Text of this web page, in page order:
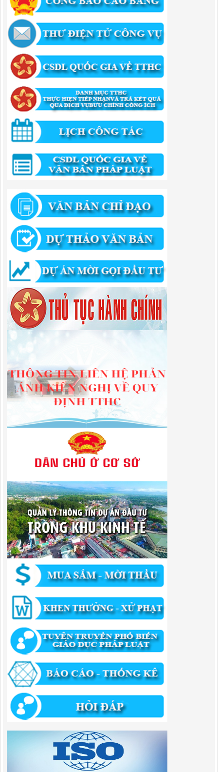
sung và phê duyệt quy trình nội bộ giải quyết TTHC trong lĩnh vực
hoạt động xây dựng theo quy định phân quyền,phân cấp,phân định
thẩm quyền thuộc phạm vi giải quyết của Ban QLKKT
Lượt xem:434 | lượt tải:524
346/QĐ-UBND
QUYẾT ĐỊNH Về việc phê duyệt quy trình nội bộ giải quyết thủ tục
hành chính trong lĩnh vực khu công nghiệp, khu kinh tế thuộc thẩm
quyền giải quyết của Ban Quản lý Khu kinh tế tỉnh Cao Bằng
Lượt xem:511 | lượt tải:318
55/QĐ-BQLKKT
QUYẾT ĐỊNH Công khai điều chỉnh, bổ sung Kế hoạch vốn đầu tư
công năm 2025
Lượt xem:817 | lượt tải:420
294/QĐ-UBND
QUYẾT ĐỊNH Về việc phê duyệt quy trình nội bộ giải quyết thủ tục
hành chính trong lĩnh vực đầu tư tại Việt Nam thuộc thẩm quyền giải
Lượt xem:670 | lượt tải:203
292/QĐ-UBND
Quyết định về việc công bố danh mục thủ tục hành chính mới ban
hành trong lĩnh vực khu công nghiệp, khu kinh tế thuộc thẩm quyền
giải quyết của Ban Quản lý Khu kinh tế tỉnh Cao Bằng
Lượt xem:509 | lượt tải:363
314/QĐ-BQLKKT
QUYẾT ĐỊNH Về việc công bố công khai thu hồi dự toán chi ngân
sách năm 2024
Lượt xem:486 | lượt tải:337
225/QĐ-BQLKKT
QUYẾT ĐỊNH Về việc công bố công khai giao dự toán chi ngân sách
năm 2024
Lượt xem:600 | lượt tải:650
Nghị Quyết Quy định mức thu, chế độ thu, nộp, quản lý và sử dụng
Phí sử dụng công trình kết cấu hạ tầng, công trình dịch vụ, tiện ích
công cộng trong khu vực cửa khẩu trên địa bàn tỉnh Cao Bằng
Lượt xem:309 | lượt tải:108
Quyết Định Công bố danh mục thủ tục hành chính sửa đổi, bổ sung,
bãi bỏ trong lĩnh vực đầu tư theo phương thức đối tác công tư; đấu
thầu lựa chọn nhà đầu tư thuộc thẩm quyền giải quyết của Sở Tài
chính, Ban Quản lý Khu kinh tế tỉnh, UBND cấp xã tỉnh CB
Lượt xem:301 | lượt tải:303
Quyết Định Công khai điều chỉnh, bổ sung Kế hoạch vốn đầu tư
công năm 2025
Lượt xem:453 | lượt tải:350
1174/QĐ-UBND
QUYẾT ĐỊNH Về việc công bố danh mục thủ tục HC được sửa đổi,bổ
sung và phê duyệt quy trình nội bộ giải quyết TTHC trong lĩnh vực
hoạt động xây dựng theo quy định phân quyền,phân cấp,phân định
thẩm quyền thuộc phạm vi giải quyết của Ban QLKKT
Lượt xem:434 | lượt tải:524
346/QĐ-UBND
QUYẾT ĐỊNH Về việc phê duyệt quy trình nội bộ giải quyết thủ tục
hành chính trong lĩnh vực khu công nghiệp, khu kinh tế thuộc thẩm
quyền giải quyết của Ban Quản lý Khu kinh tế tỉnh Cao Bằng
Lượt xem:511 | lượt tải:318
55/QĐ-BQLKKT
QUYẾT ĐỊNH Công khai điều chỉnh, bổ sung Kế hoạch vốn đầu tư
công năm 2025
Lượt xem:817 | lượt tải:420
294/QĐ-UBND
QUYẾT ĐỊNH Về việc phê duyệt quy trình nội bộ giải quyết thủ tục
hành chính trong lĩnh vực đầu tư tại Việt Nam thuộc thẩm quyền giải
quyết của Ban Quản lý Khu kinh tế tỉnh Cao Bằng
Lượt xem:670 | lượt tải:203
Quyết định về việc công bố danh mục thủ tục hành chính mới ban
hành trong lĩnh vực khu công nghiệp, khu kinh tế thuộc thẩm quyền